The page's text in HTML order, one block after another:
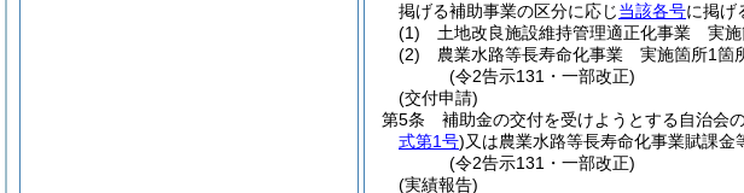
掲げる補助事業の区分に応じ当該各号に掲げ
(1)
土地改良施設維持管理適正化事業 実
(2)
農業水路等長寿命化事業 実施箇所1箇
(令2告示131・一部改正)
(交付申請)
第5条
補助金の交付を受けようとする自治会の
式第1号)又は農業水路等長寿命化事業賦課金
(令2告示131・一部改正)
(実績報告)